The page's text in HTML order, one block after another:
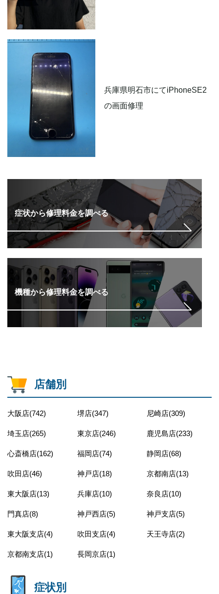
兵庫県明石市にてiPhoneSE2
の画面修理
症状から修理料金を調べる
機種から修理料金を調べる
店舗別
大阪店(742) 堺店(347) 尼崎店(309)
埼玉店(265) 東京店(246) 鹿児島店(233)
心斎橋店(162) 福岡店(74) 静岡店(68)
吹田店(46) 神戸店(18) 京都南店(13)
東大阪店(13) 兵庫店(10) 奈良店(10)
門真店(8) 神戸西店(5) 神戸支店(5)
東大阪支店(4) 吹田支店(4) 天王寺店(2)
京都南支店(1) 長岡京店(1)
症状別